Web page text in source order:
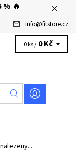
% 🔥
info@fitstore.cz
0 ks / 0 Kč